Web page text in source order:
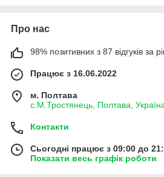
Про нас
98% позитивних з 87 відгуків за
Працює з 16.06.2022
м. Полтава
с.М.Тростянець, Полтава,
Контакти
Сьогодні працює з 09:00 до
Показати весь графік роботи